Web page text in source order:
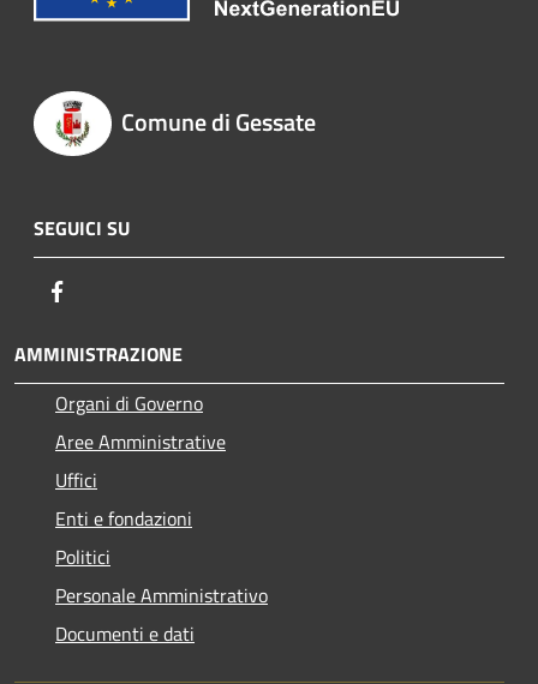
Comune di Gessate
SEGUICI SU
AMMINISTRAZIONE
Organi di Governo
Aree Amministrative
Uffici
Enti e fondazioni
Politici
Personale Amministrativo
Documenti e dati